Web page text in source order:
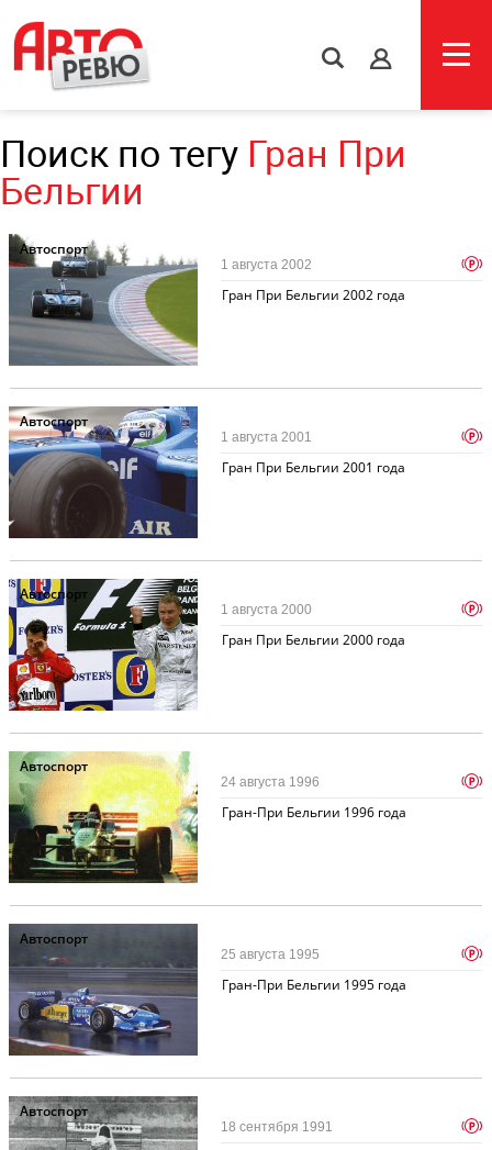
s
Поиск по тегу Гран При
Бельгии
Автоспорт
Гран При Бельгии 2002 года
1 августа 2002 p
Автоспорт
Гран При Бельгии 2001 года
1 августа 2001 p
Автоспорт
Гран При Бельгии 2000 года
1 августа 2000 p
Автоспорт
Гран-При Бельгии 1996 года
24 августа 1996 p
Автоспорт
Гран-При Бельгии 1995 года
25 августа 1995 p
Автоспорт
18 сентября 1991 p